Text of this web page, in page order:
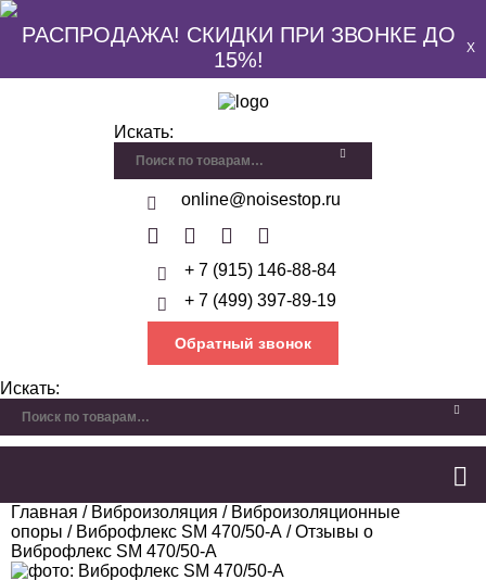
РАСПРОДАЖА! СКИДКИ ПРИ ЗВОНКЕ ДО
15%!
X
Искать:
online@noisestop.ru
+ 7 (915) 146-88-84
+ 7 (499) 397-89-19
Обратный звонок
Искать:
Главная / Виброизоляция / Виброизоляционные
опоры / Виброфлекс SM 470/50-A / Отзывы о
Виброфлекс SM 470/50-A